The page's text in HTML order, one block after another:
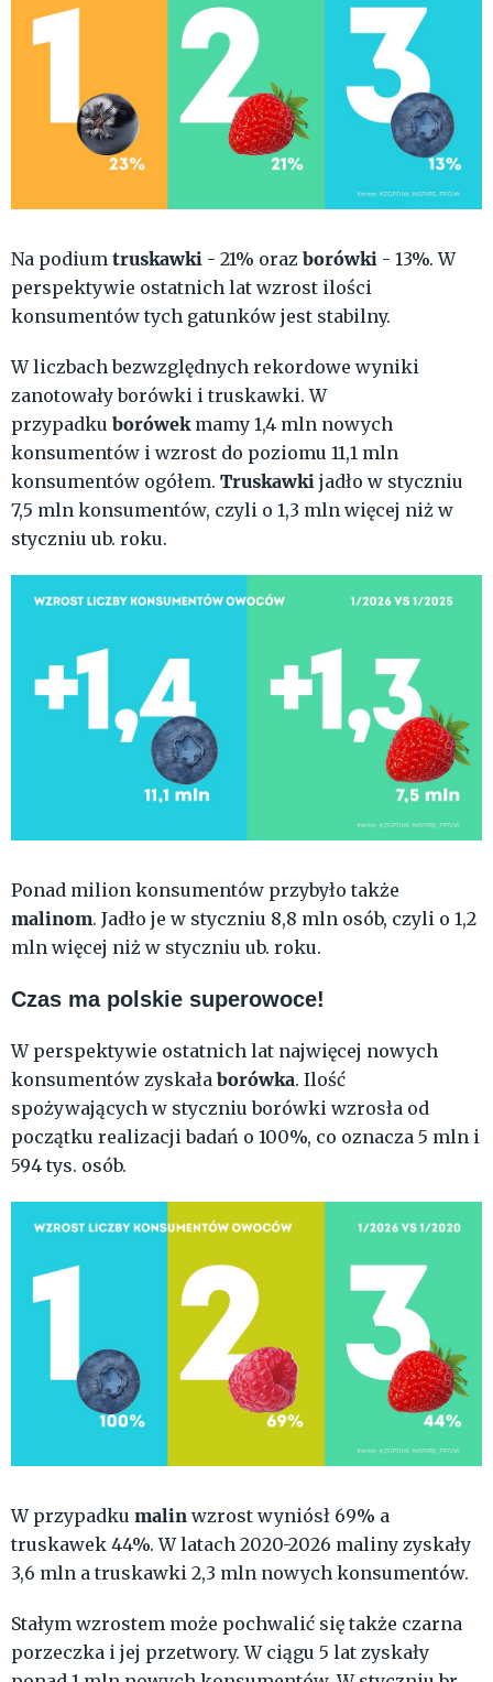
Na podium truskawki - 21% oraz borówki - 13%. W
perspektywie ostatnich lat wzrost ilości
konsumentów tych gatunków jest stabilny.
W liczbach bezwzględnych rekordowe wyniki
zanotowały borówki i truskawki. W
przypadku borówek mamy 1,4 mln nowych
konsumentów i wzrost do poziomu 11,1 mln
konsumentów ogółem. Truskawki jadło w styczniu
7,5 mln konsumentów, czyli o 1,3 mln więcej niż w
styczniu ub. roku.
Ponad milion konsumentów przybyło także
malinom. Jadło je w styczniu 8,8 mln osób, czyli o 1,2
mln więcej niż w styczniu ub. roku.
Czas ma polskie superowoce!
W perspektywie ostatnich lat najwięcej nowych
konsumentów zyskała borówka. Ilość
spożywających w styczniu borówki wzrosła od
początku realizacji badań o 100%, co oznacza 5 mln i
594 tys. osób.
W przypadku malin wzrost wyniósł 69% a
truskawek 44%. W latach 2020-2026 maliny zyskały
3,6 mln a truskawki 2,3 mln nowych konsumentów.
Stałym wzrostem może pochwalić się także czarna
porzeczka i jej przetwory. W ciągu 5 lat zyskały